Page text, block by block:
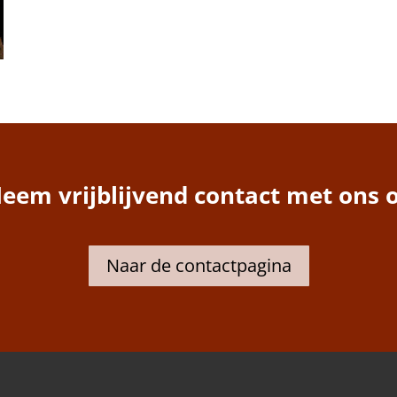
vrijblijvend contact met ons
Naar de contactpagina